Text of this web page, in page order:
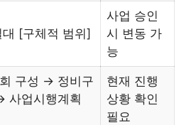
[구체적 범위]
사업 승인
시 변동 가
능
구성 → 정비구
사업시행계획
현재 진행
상황 확인
필요